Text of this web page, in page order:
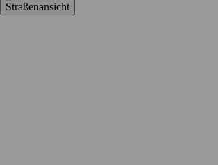
Straßenansicht